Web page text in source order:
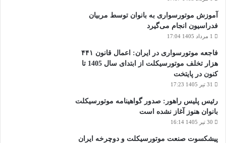
آموزش موتورسواری به بانوان توسط مربیان
فدراسیون انجام می‌گیرد
1 مرداد 1405 17:04
فاجعه موتورسواری در ایران: اعمال قانون ۴۴۱
هزار تخلف موتورسیکلت از ابتدای سال 1405 تا
کنون در پایتخت
31 تیر 1405 17:23
رئیس پلیس راهور: صدور گواهینامه موتورسیکلت
بانوان هنوز آغاز نشده است
30 تیر 1405 16:14
پیشکسوت صنعت موتورسیکلت و دوچرخه ایران